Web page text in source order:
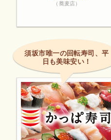
（蕎麦店）
須坂市唯一の回転寿司、平
日も美味安い！